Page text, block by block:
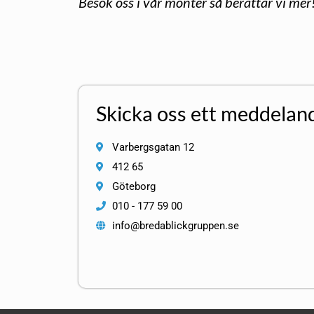
Skicka oss ett
Varbergsgatan 12
412 65
Göteborg
010 - 177 59 00
info@bredablickgruppen.se